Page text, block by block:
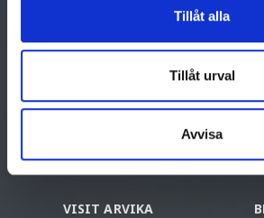
Tillåt alla
Tillåt urval
Avvisa
Storgatan 22
turist@arvika.se
+46 (0)570-81790
VISIT ARVIKA